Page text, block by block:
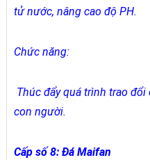
tử nước, nâng cao độ PH.
Chức năng:
Thúc đẩy quá trình trao
con người.
Cấp số 8: Đá Maifan